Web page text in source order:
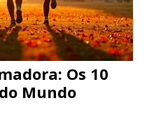
Os 10
Mundo